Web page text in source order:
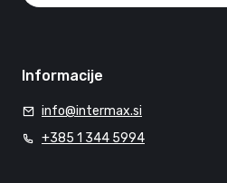
Informacije
info@intermax.si
+385 1 344 5994